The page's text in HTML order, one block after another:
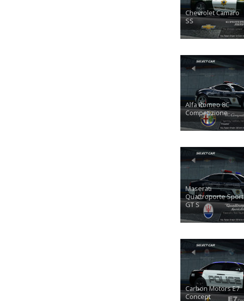
Chevrolet Camaro
SS
Alfa Romeo 8C
Competizione
Maserati
Quattroporte Sport
GT S
Carbon Motors E7
Concept